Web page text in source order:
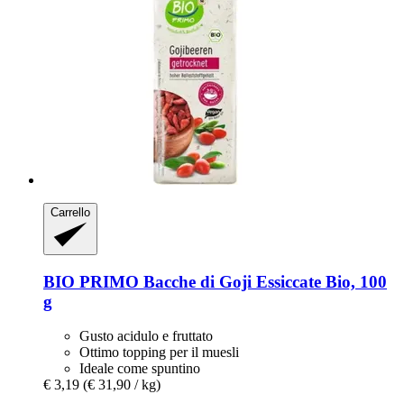
Carrello
BIO PRIMO Bacche di Goji Essiccate Bio, 100
g
Gusto acidulo e fruttato
Ottimo topping per il muesli
Ideale come spuntino
€ 3,19 (€ 31,90 / kg)